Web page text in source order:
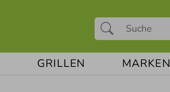
GRILLEN MARKEN